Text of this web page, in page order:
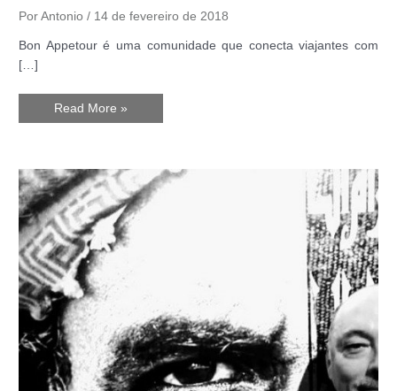
PorAntonio/ 14 de fevereiro de 2018
Bon Appetour é uma comunidade que conecta viajantes com
[…]
Como
amigos
por
aí
Read More »